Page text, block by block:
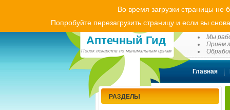
Аптечный Гид
Поиск лекарств по минимальным ценам
Во время загрузки страницы
Попробуйте перезагрузить страницу и если вы
Мы
Прием
Главная
РАЗДЕЛЫ